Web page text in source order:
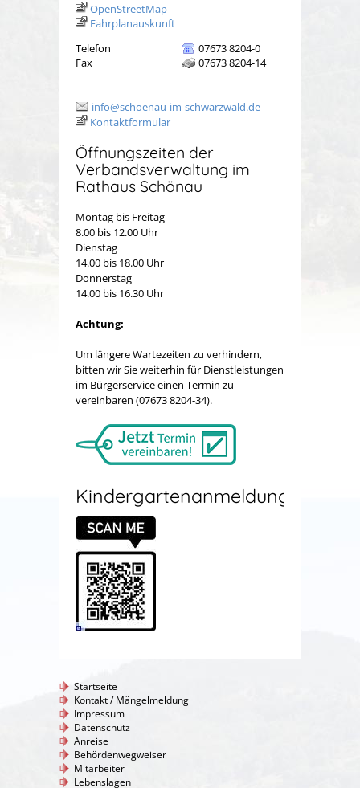
OpenStreetMap
Fahrplanauskunft
Telefon
07673 8204-0
Fax
07673 8204-14
info@schoenau-im-schwarzwald.de
Kontaktformular
Öffnungszeiten der
Verbandsverwaltung im
Rathaus Schönau
Montag bis Freitag
8.00 bis 12.00 Uhr
Dienstag
14.00 bis 18.00 Uhr
Donnerstag
14.00 bis 16.30 Uhr
Achtung:
Um längere Wartezeiten zu verhindern,
bitten wir Sie weiterhin für Dienstleistungen
im Bürgerservice einen Termin zu
vereinbaren (07673 8204-34).
Kindergartenanmeldung
Startseite
Kontakt / Mängelmeldung
Impressum
Datenschutz
Anreise
Behördenwegweiser
Mitarbeiter
Lebenslagen